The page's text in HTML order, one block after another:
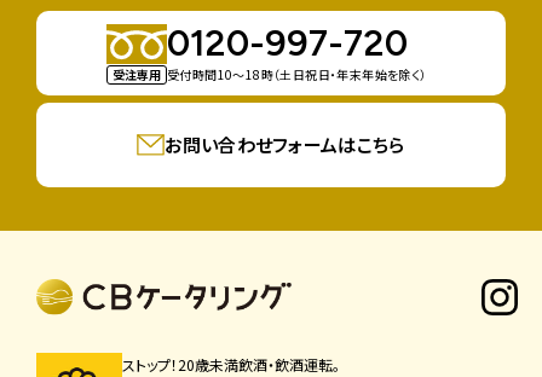
0120-997-720
受注専用 受付時間10〜18時（土日祝日・年末年始を除く）
お問い合わせフォームはこちら
ストップ！20歳未満飲酒・飲酒運転。